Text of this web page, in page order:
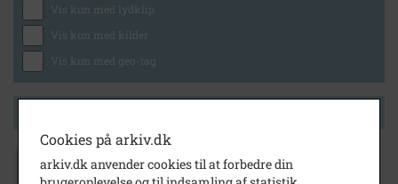
Vis kun med lydklip
Vis kun med kilder
Vis kun med geo-tag
1977
Cookies på arkiv.dk
arkiv.dk anvender cookies til at forbedre din